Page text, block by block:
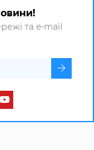
та e-mail